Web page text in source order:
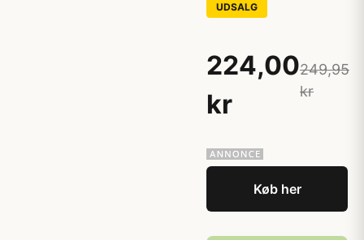
UDSALG
224,00
kr
249,95
kr
Køb her